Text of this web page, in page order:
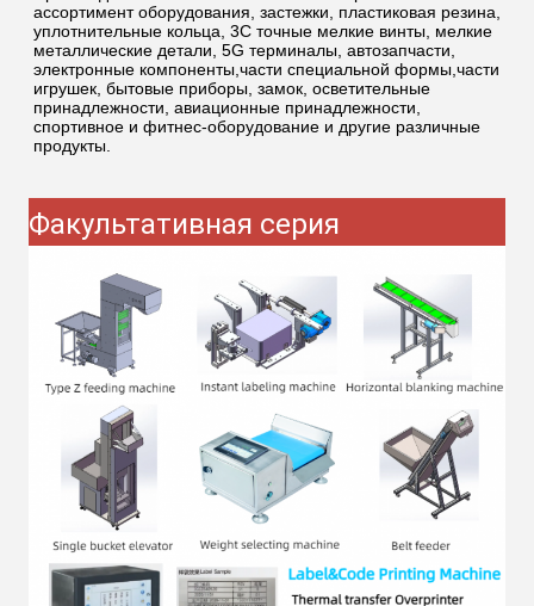
ассортимент оборудования, застежки, пластиковая резина,
уплотнительные кольца, 3C точные мелкие винты, мелкие
металлические детали, 5G терминалы, автозапчасти,
электронные компоненты,части специальной формы,части
игрушек, бытовые приборы, замок, осветительные
принадлежности, авиационные принадлежности,
спортивное и фитнес-оборудование и другие различные
продукты.
Факультативная серия